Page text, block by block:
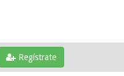
Regístrate